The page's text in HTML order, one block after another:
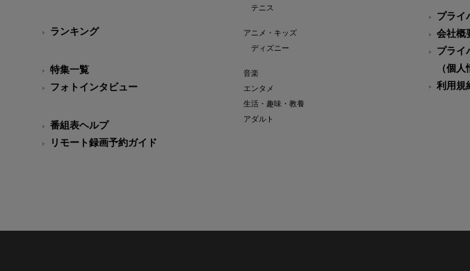
ランキング
特集一覧
フォトインタビュー
番組表ヘルプ
リモート録画予約ガイド
テニス
アニメ・キッズ
ディズニー
音楽
エンタメ
生活・趣味・教養
アダルト
プライ
会社概
プライ
（個
利用規